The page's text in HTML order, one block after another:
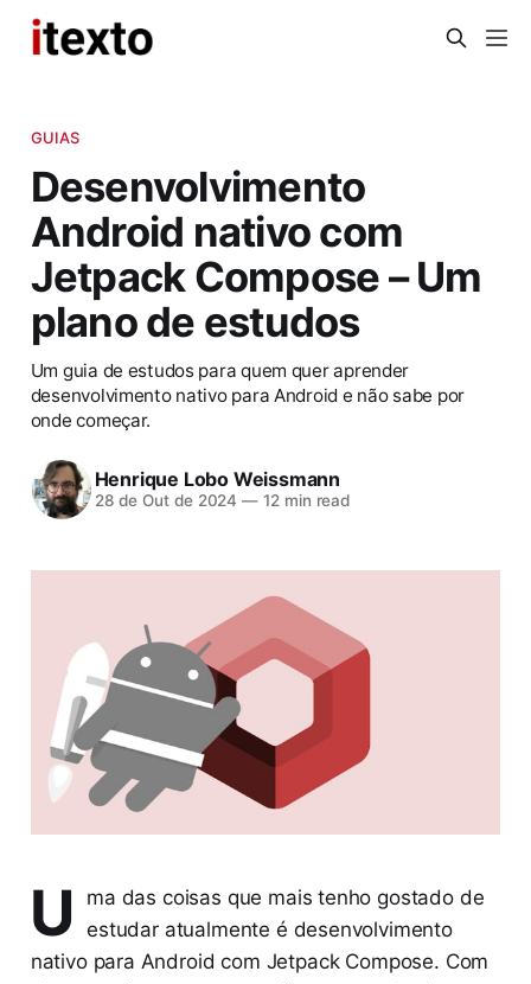
GUIAS
Desenvolvimento
Android nativo com
Jetpack Compose – Um
plano de estudos
Um guia de estudos para quem quer aprender
desenvolvimento nativo para Android e não sabe por
onde começar.
Henrique Lobo Weissmann
28 de Out de 2024 — 12 min read
U
ma das coisas que mais tenho gostado de
estudar atualmente é desenvolvimento
nativo para Android com Jetpack Compose. Com